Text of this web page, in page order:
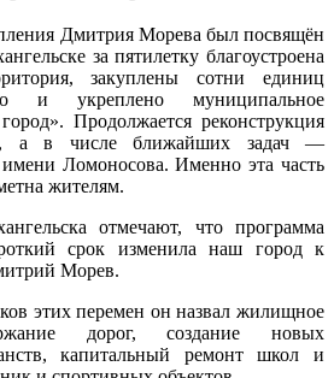
Дмитрия Морева был посвящён
за пятилетку благоустроена
закуплены сотни единиц
и укреплено муниципальное
Продолжается реконструкция
а в числе ближайших задач —
имени Ломоносова. Именно эта часть
жителям.
отмечают, что программа
срок изменила наш город к
Морев.
этих перемен он назвал жилищное
дорог, создание новых
капитальный ремонт школ и